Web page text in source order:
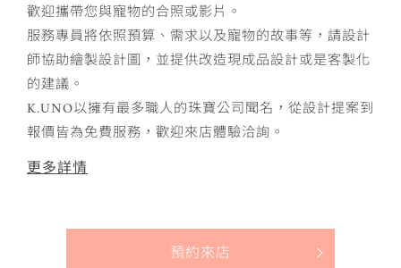
歡迎攜帶您與寵物的合照或影片。
服務專員將依照預算、需求以及寵物的故事等，請設計
師協助繪製設計圖，並提供改造現成品設計或是客製化
的建議。
K.UNO以擁有最多職人的珠寶公司聞名，從設計提案到
報價皆為免費服務，歡迎來店體驗洽詢。
更多詳情
預約來店